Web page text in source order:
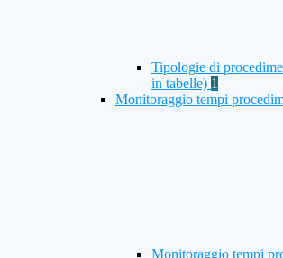
Tipologie di
in tabelle) 1
Monitoraggio tempi
Monitoraggio tempi